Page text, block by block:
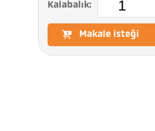
Kalabalık:
Makale isteği